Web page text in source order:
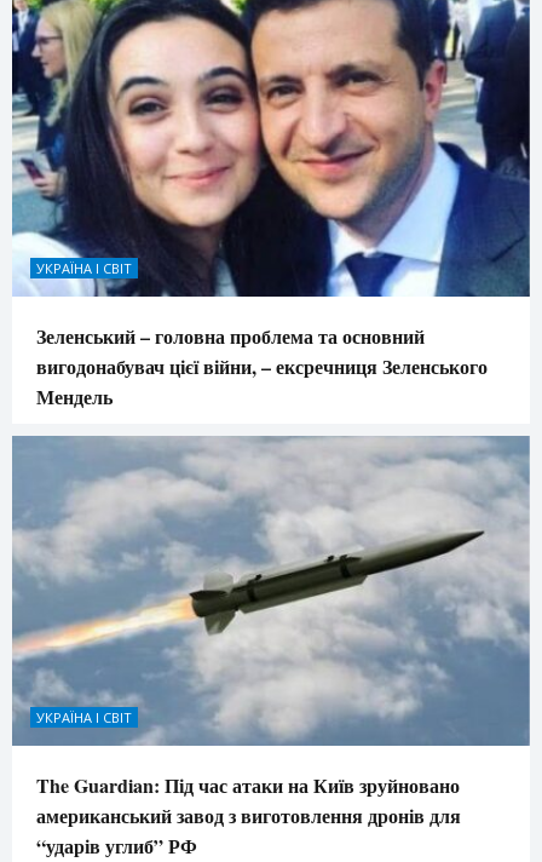
УКРАЇНА І СВІТ
Зеленський – головна проблема та основний
вигодонабувач цієї війни, – ексречниця Зеленського
Мендель
УКРАЇНА І СВІТ
The Guardian: Під час атаки на Київ зруйновано
американський завод з виготовлення дронів для
“ударів углиб” РФ